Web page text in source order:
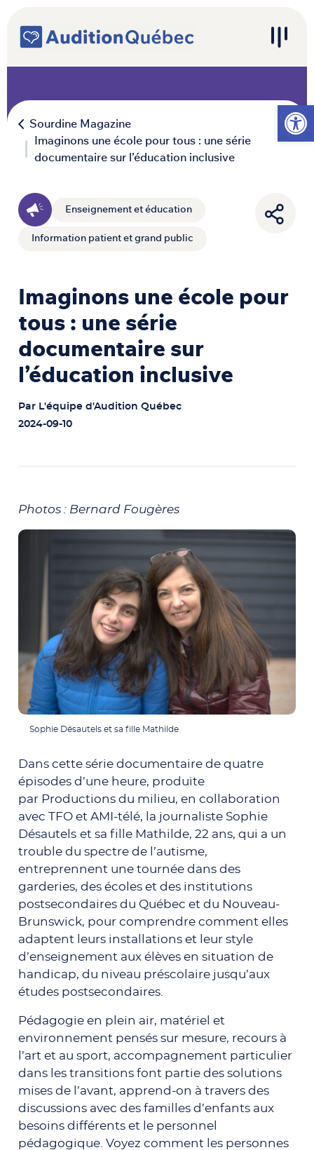
Ouvrir
Navigation principale
Sourdine Magazine
Imaginons une école pour tous : une série
documentaire sur l’éducation inclusive
Enseignement et éducation
Information patient et grand public
Imaginons une école pour
tous : une série
documentaire sur
l’éducation inclusive
Par L'équipe d'Audition Québec
2024-09-10
Photos : Bernard Fougères
Sophie Désautels et sa fille Mathilde
Dans cette série documentaire de quatre
épisodes d’une heure, produite
par Productions du milieu, en collaboration
avec TFO et AMI-télé, la journaliste Sophie
Désautels et sa fille Mathilde, 22 ans, qui a un
trouble du spectre de l’autisme,
entreprennent une tournée dans des
garderies, des écoles et des institutions
postsecondaires du Québec et du Nouveau-
Brunswick, pour comprendre comment elles
adaptent leurs installations et leur style
d’enseignement aux élèves en situation de
handicap, du niveau préscolaire jusqu’aux
études postsecondaires.
Pédagogie en plein air, matériel et
environnement pensés sur mesure, recours à
l’art et au sport, accompagnement particulier
dans les transitions font partie des solutions
mises de l’avant, apprend-on à travers des
discussions avec des familles d’enfants aux
besoins différents et le personnel
pédagogique.Voyez comment les personnes